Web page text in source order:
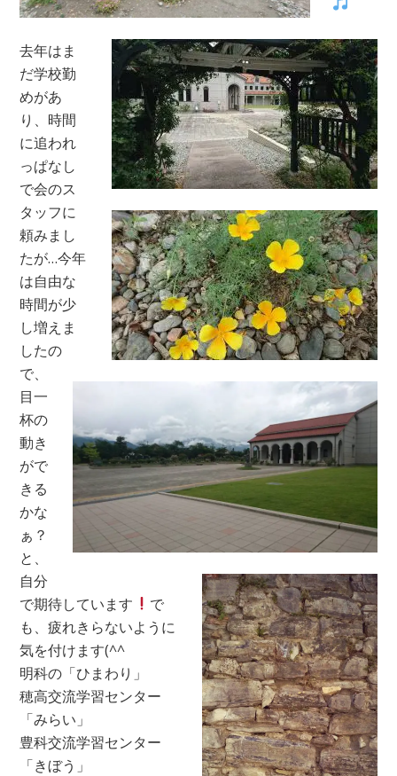
去年はま
だ学校勤
めがあ
り、時間
に追われ
っぱなし
で会のス
タッフに
頼みまし
たが…今年
は自由な
時間が少
し増えま
したの
で、
目一
杯の
動き
がで
きる
かな
ぁ？
と、
自分
で期待しています
で
も、疲れきらないように
気を付けます(^^ゞ
明科の「ひまわり」
穂高交流学習センター
「みらい」
豊科交流学習センター
「きぼう」